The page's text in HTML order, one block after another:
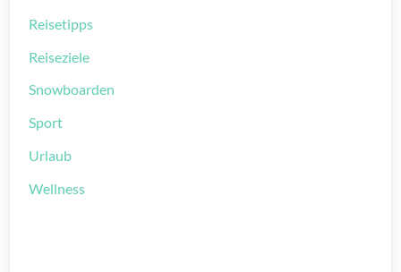
Reisetipps
Reiseziele
Snowboarden
Sport
Urlaub
Wellness